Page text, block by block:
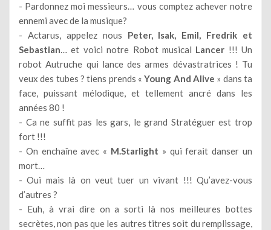
- Pardonnez moi messieurs… vous comptez achever notre
ennemi avec de la musique?
- Actarus, appelez nous Peter, Isak, Emil, Fredrik et
Sebastian… et voici notre Robot musical Lancer !!! Un
robot Autruche qui lance des armes dévastratrices ! Tu
veux des tubes ? tiens prends «Young And Alive » dans ta
face, puissant mélodique, et tellement ancré dans les
années 80 !
- Ca ne suffit pas les gars, le grand Stratéguer est trop
fort !!!
- On enchaîne avec « M.Starlight » qui ferait danser un
mort…
- Oui mais là on veut tuer un vivant !!! Qu’avez-vous
d’autres ?
- Euh, à vrai dire on a sorti là nos meilleures bottes
secrètes, non pas que les autres titres soit du remplissage,